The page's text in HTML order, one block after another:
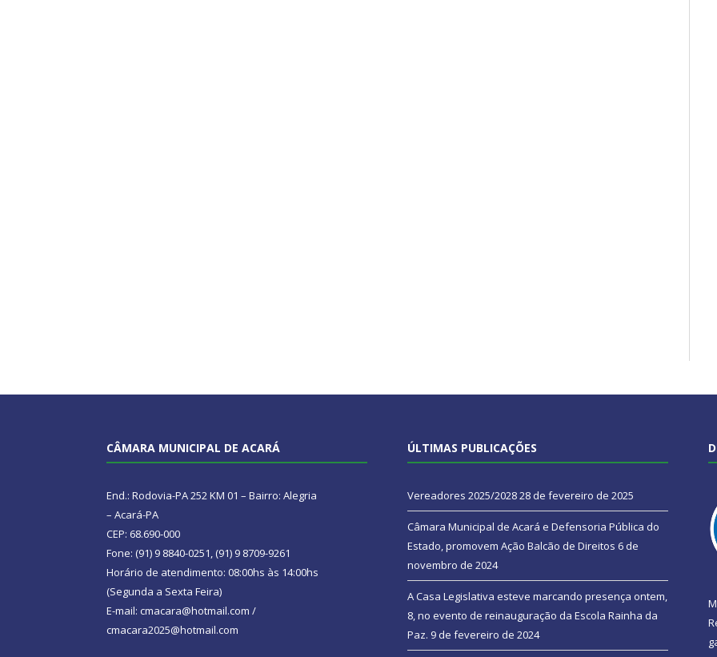
CÂMARA MUNICIPAL DE ACARÁ
End.: Rodovia-PA 252 KM 01 – Bairro: Alegria
– Acará-PA
CEP: 68.690-000
Fone: (91) 9 8840-0251, (91) 9 8709-9261
Horário de atendimento: 08:00hs às 14:00hs
(Segunda a Sexta Feira)
E-mail: cmacara@hotmail.com /
cmacara2025@hotmail.com
ÚLTIMAS PUBLICAÇÕES
Vereadores 2025/202828 de fevereiro de 2025
Câmara Municipal de Acará e Defensoria Pública do
Estado, promovem Ação Balcão de Direitos 6 de
novembro de 2024
A Casa Legislativa esteve marcando presença ontem,
8, no evento de reinauguração da Escola Rainha da
Paz. 9 de fevereiro de 2024